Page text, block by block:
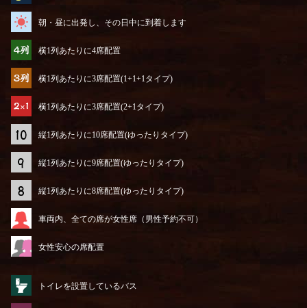
朝・昼に出発し、その日中に到着します
横1列あたりに4席配置
横1列あたりに3席配置(1+1+1タイプ)
横1列あたりに3席配置(2+1タイプ)
縦1列あたりに10席配置(ゆったりタイプ)
縦1列あたりに9席配置(ゆったりタイプ)
縦1列あたりに8席配置(ゆったりタイプ)
車両内、全ての席が女性席（男性予約不可）
女性安心の席配置
トイレを設置しているバス